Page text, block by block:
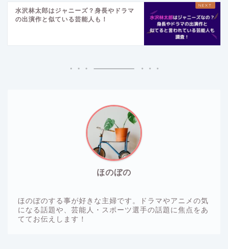
水沢林太郎はジャニーズ？身長やドラマ
の出演作と似ている芸能人も！
ほのぼの
ほのぼのする事が好きな主婦です。ドラマやアニメの気
になる話題や、芸能人・スポーツ選手の話題に焦点をあ
ててお伝えします！